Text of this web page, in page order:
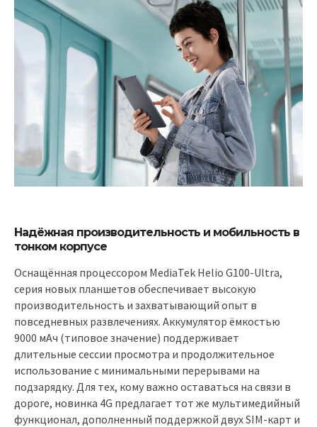
Надёжная производительность и мобильность в
тонком корпусе
Оснащённая процессором MediaTek Helio G100-Ultra,
серия новых планшетов обеспечивает высокую
производительность и захватывающий опыт в
повседневных развлечениях. Аккумулятор ёмкостью
9000 мАч (типовое значение) поддерживает
длительные сессии просмотра и продолжительное
использование с минимальными перерывами на
подзарядку. Для тех, кому важно оставаться на связи в
дороге, новинка 4G предлагает тот же мультимедийный
функционал, дополненный поддержкой двух SIM-карт и